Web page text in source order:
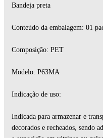
Bandeja preta
Conteúdo da embalagem: 01
Composição: PET
Modelo: P63MA
Indicação de uso:
Indicada para armazenar e
decorados e recheados, sendo